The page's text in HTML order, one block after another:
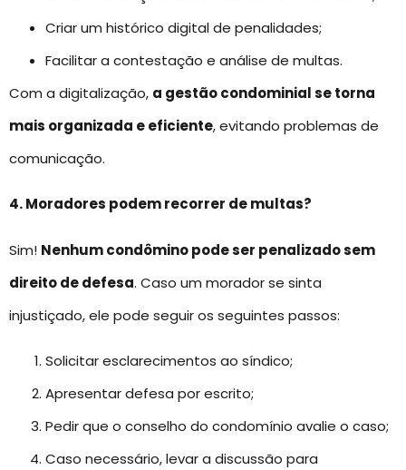
Criar um histórico digital de penalidades;
Facilitar a contestação e análise de multas.
Com a digitalização, a gestão condominial se torna
mais organizada e eficiente, evitando problemas de
comunicação.
4. Moradores podem recorrer de multas?
Sim! Nenhum condômino pode ser penalizado sem
direito de defesa. Caso um morador se sinta
injustiçado, ele pode seguir os seguintes passos:
Solicitar esclarecimentos ao síndico;
Apresentar defesa por escrito;
Pedir que o conselho do condomínio avalie o caso;
Caso necessário, levar a discussão para